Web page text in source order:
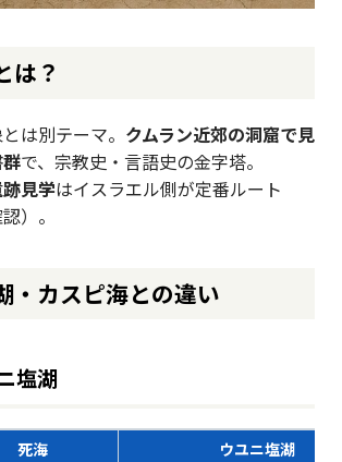
は？
は別テーマ。 クムラン近郊の洞窟で見
で、宗教史・言語史の金字塔。
見学はイスラエル側が定番ルート
）。
・カスピ海との違い
塩湖
死海
ウユニ塩湖